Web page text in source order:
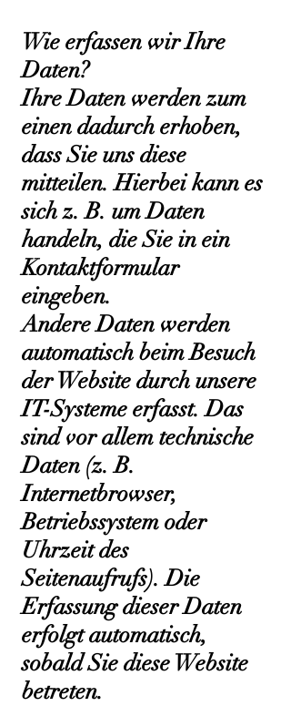
Wie erfassen wir Ihre
Daten?
Ihre Daten werden zum
einen dadurch erhoben,
dass Sie uns diese
mitteilen. Hierbei kann es
sich z. B. um Daten
handeln, die Sie in ein
Kontaktformular
eingeben.
Andere Daten werden
automatisch beim Besuch
der Website durch unsere
IT-Systeme erfasst. Das
sind vor allem technische
Daten (z. B.
Internetbrowser,
Betriebssystem oder
Uhrzeit des
Seitenaufrufs). Die
Erfassung dieser Daten
erfolgt automatisch,
sobald Sie diese Website
betreten.